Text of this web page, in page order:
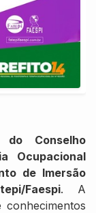
do Conselho
Ocupacional
de Imersão
Faespi. A